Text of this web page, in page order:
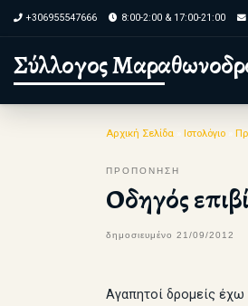
Skip to content
+306955547666 8:00-2:00 & 17:00-21:00
Σύλλογος
Αρχική Σελίδα Ιστολόγιο
ΠΡΟΠΟΝΗΣΗ
Οδηγός
δημοσιευμένο 21/09/2012
Αγαπητοί δρομείς έχω